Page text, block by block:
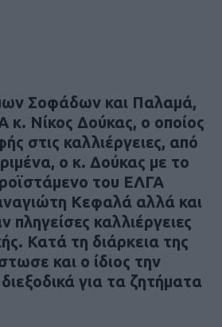
Σοφάδων και Παλαμά,
κ. Νίκος Δούκας, ο οποίος
στις καλλιέργειες, από
ο κ. Δούκας με το
του ΕΛΓΑ
Κεφαλά αλλά και
καλλιέργειες
Κατά τη διάρκεια της
και ο ίδιος την
για τα ζητήματα